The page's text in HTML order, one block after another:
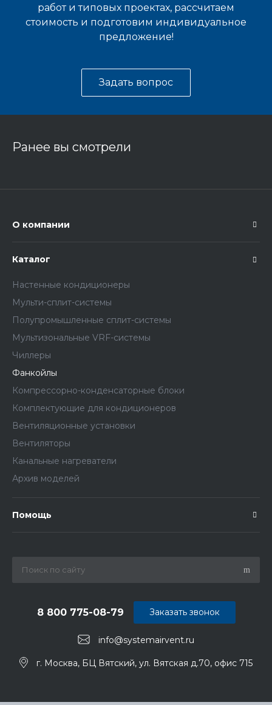
работ и типовых проектах, рассчитаем
стоимость и подготовим индивидуальное
предложение!
Задать вопрос
Ранее вы смотрели
О компании
Каталог
Настенные кондиционеры
Мульти-сплит-системы
Полупромышленные сплит-системы
Мультизональные VRF-системы
Чиллеры
Фанкойлы
Компрессорно-конденсаторные блоки
Комплектующие для кондиционеров
Вентиляционные установки
Вентиляторы
Канальные нагреватели
Архив моделей
Помощь
info@systemairvent.ru
8 800 775-08-79
г. Москва, БЦ Вятский, ул. Вятская д.70, офис 715
Заказать звонок